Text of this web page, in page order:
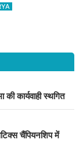
कार्यवाही स्थगित
चैंपियनशिप में